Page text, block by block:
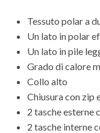
Tessuto polar a
Un lato in polar
Un lato in pile
Grado di calore
Collo alto
Chiusura con zip
2 tasche esterne
2 tasche interne